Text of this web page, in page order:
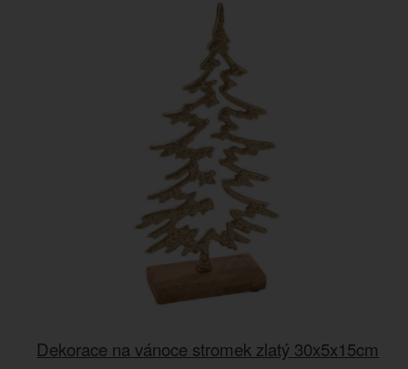
Dekorace na vánoce stromek zlatý 30x5x15cm